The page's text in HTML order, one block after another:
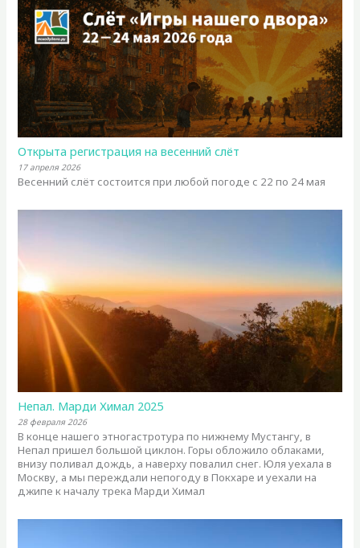
Открыта регистрация на весенний слёт
17 апреля 2026
Весенний слёт состоится при любой погоде с 22 по 24 мая
Непал. Марди Химал 2025
28 февраля 2026
В конце нашего этногастротура по нижнему Мустангу, в
Непал пришел большой циклон. Горы обложило облаками,
внизу поливал дождь, а наверху повалил снег. Юля уехала в
Москву, а мы переждали непогоду в Покхаре и уехали на
джипе к началу трека Марди Химал